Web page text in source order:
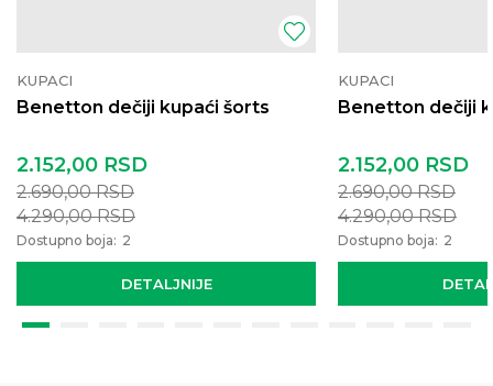
KUPACI
Benetton dečiji kupaći šorts
DETALJNIJE
2.152,00 RSD
2.690,00RSD
4.290,00RSD
Dostupno boja: 2
KUPACI
Benetton dečiji
2.152,00 RSD
2.690,00RSD
4.290,00RSD
Dostupno boja: 2